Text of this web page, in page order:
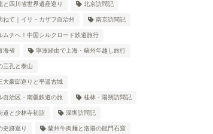
と四川省世界遺産巡り 北京訪問記
ねて｜イリ・カザフ自治州 南京訪問記
ムチへ！中国シルクロード鉄道旅行
海省 寧波経由で上海・蘇州年越し旅行
三孔と泰山
大豪邸巡りと平遥古城
自治区・南疆鉄道の旅 桂林・陽朔訪問記
道と少林寺初詣 深圳訪問記
史跡巡り 蘭州牛肉麺と洛陽の龍門石窟